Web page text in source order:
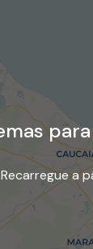
Recarregue a